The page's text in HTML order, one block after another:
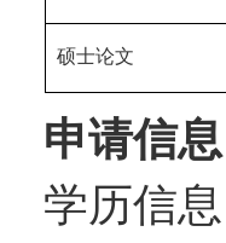
硕士论文
申请信息
学历信息